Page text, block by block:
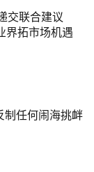
交联合建议
界拓市场机遇
制任何闹海挑衅